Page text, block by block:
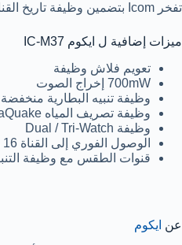
تفخر Icom بتضمين وظيفة تاريخ القناة في جهاز محمول باليد على مستوى الدخول البحري. تخزن هذه الميزة القنوات الخمس الأخيرة المستخدمة لسهولة الاستدعاء بضغطة زر واحدة.
ميزات إضافية ل ايكوم IC-M37
تعويم فلاش وظيفة
700mW إخراج الصوت
وظيفة تنبيه البطارية منخفضة
وظيفة تصريف المياه AquaQuake ™
وظيفة Dual / Tri-Watch
الوصول الفوري إلى القناة 16 وقناة الاتصال
قنوات الطقس مع وظيفة
عن ايكوم